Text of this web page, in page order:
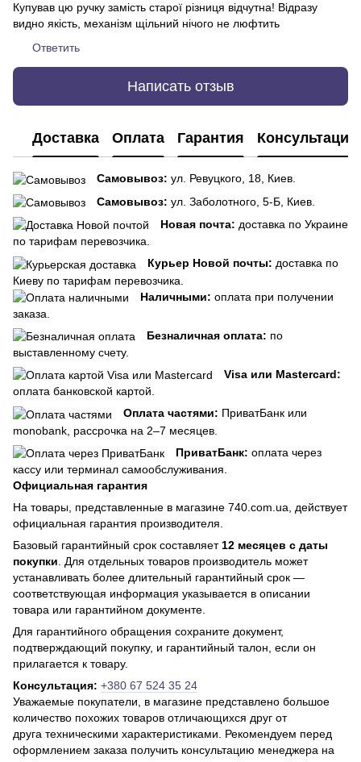
Купував цю ручку замість старої різниця відчутна! Відразу
видно якість, механізм щільний нічого не люфтить
Ответить
Написать отзыв
Доставка Оплата Гарантия Консультация
Самовывоз: ул. Ревуцкого, 18, Киев.
Самовывоз: ул. Заболотного, 5-Б, Киев.
Новая почта: доставка по Украине
по тарифам перевозчика.
Курьер Новой почты: доставка по
Киеву по тарифам перевозчика.
Наличными: оплата при получении
заказа.
Безналичная оплата: по
выставленному счету.
Visa или Mastercard:
оплата банковской картой.
Оплата частями: ПриватБанк или
monobank, рассрочка на 2–7 месяцев.
ПриватБанк: оплата через
кассу или терминал самообслуживания.
Официальная гарантия
На товары, представленные в магазине 740.com.ua, действует
официальная гарантия производителя.
Базовый гарантийный срок составляет 12 месяцев с даты
покупки . Для отдельных товаров производитель может
устанавливать более длительный гарантийный срок —
соответствующая информация указывается в описании
товара или гарантийном документе.
Для гарантийного обращения сохраните документ,
подтверждающий покупку, и гарантийный талон, если он
прилагается к товару.
Консультация: +380 67 524 35 24
Уважаемые покупатели, в магазине представлено большое
количество похожих товаров отличающихся друг от
друга техническими характеристиками. Рекомендуем перед
оформлением заказа получить консультацию менеджера на